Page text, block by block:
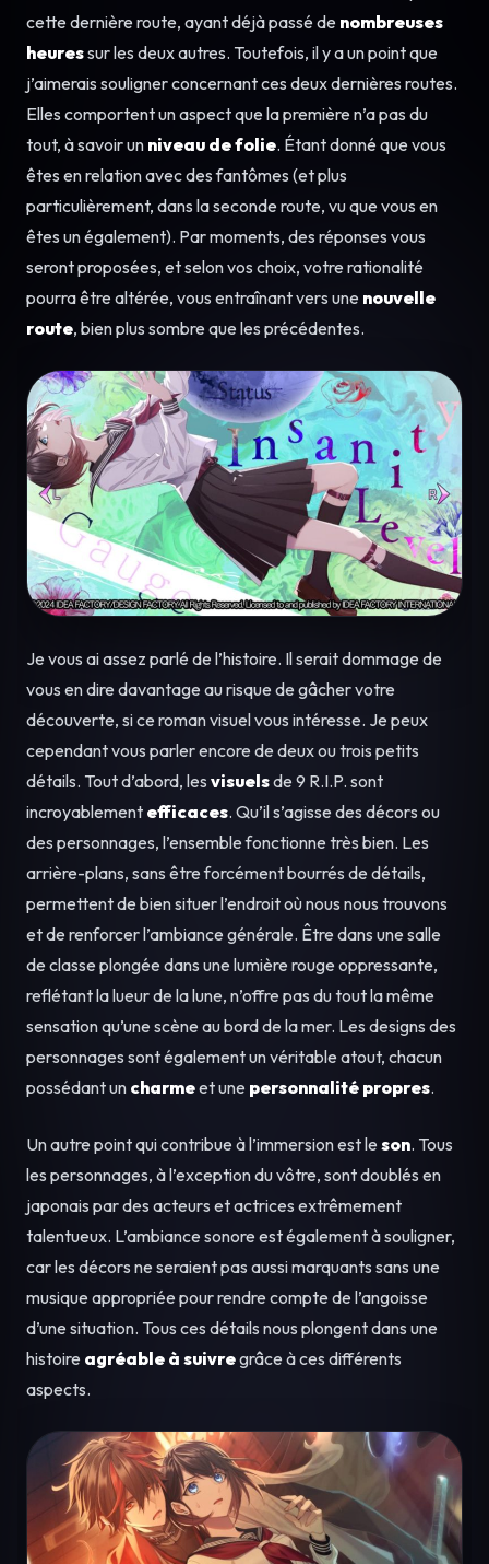
cette dernière route, ayant déjà passé de nombreuses
heuressur les deux autres. Toutefois, il y a un point que
j’aimerais souligner concernant ces deux dernières routes.
Elles comportent un aspect que la première n’a pas du
tout, à savoir un niveau de folie. Étant donné que vous
êtes en relation avec des fantômes (et plus
particulièrement, dans la seconde route, vu que vous en
êtes un également). Par moments, des réponses vous
seront proposées, et selon vos choix, votre rationalité
pourra être altérée, vous entraînant vers une nouvelle
route, bien plus sombre que les précédentes.
Je vous ai assez parlé de l’histoire. Il serait dommage de
vous en dire davantage au risque de gâcher votre
découverte, si ce roman visuel vous intéresse. Je peux
cependant vous parler encore de deux ou trois petits
détails. Tout d’abord, les visuelsde 9 R.I.P. sont
incroyablement efficaces. Qu’il s’agisse des décors ou
des personnages, l’ensemble fonctionne très bien. Les
arrière-plans, sans être forcément bourrés de détails,
permettent de bien situer l’endroit où nous nous trouvons
et de renforcer l’ambiance générale. Être dans une salle
de classe plongée dans une lumière rouge oppressante,
reflétant la lueur de la lune, n’offre pas du tout la même
sensation qu’une scène au bord de la mer. Les designs des
personnages sont également un véritable atout, chacun
possédant un charmeet une personnalité propres.
Un autre point qui contribue à l’immersion est le son. Tous
les personnages, à l’exception du vôtre, sont doublés en
japonais par des acteurs et actrices extrêmement
talentueux. L’ambiance sonore est également à souligner,
car les décors ne seraient pas aussi marquants sans une
musique appropriée pour rendre compte de l’angoisse
d’une situation. Tous ces détails nous plongent dans une
histoire agréable à suivregrâce à ces différents
aspects.